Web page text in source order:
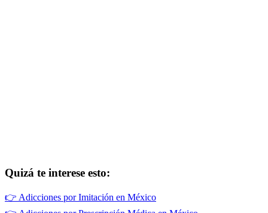
Quizá te interese esto:
👉 Adicciones por Imitación en México